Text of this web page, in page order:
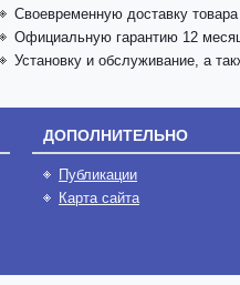
Своевременную доставку
Официальную гарантию 12
Установку и обслуживание, а
ДОПОЛНИТЕЛЬНО
Публикации
Карта сайта